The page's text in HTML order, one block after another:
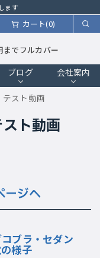
ます
カート(0)
までフルカバー
ブログ 会社案内
スト動画
ト動画
ージへ
ブラ・セダン
様子